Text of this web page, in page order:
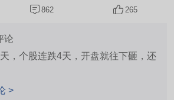
862 265
论
，个股连跌4天，开盘就往下砸，还
查看全部862条评论 >